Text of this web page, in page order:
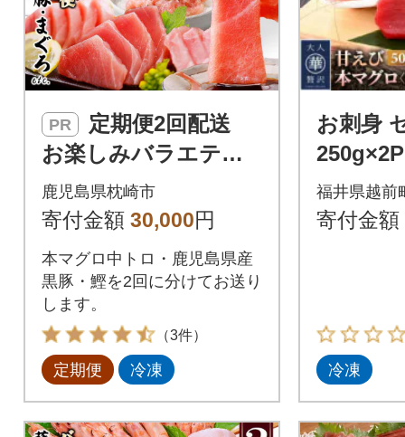
PR
お楽しみバラエティ
定期便(鹿児島県産黒
豚・鮪etc) DD-6008
鹿児島県枕崎市
寄付金額 30,000円
本マグロ中トロ・鹿児島県産
黒豚・鰹を2回に分けてお送り
します。
（3件）
定期便 冷凍
お刺身
中トロ
福井県越前
寄付金額
冷凍